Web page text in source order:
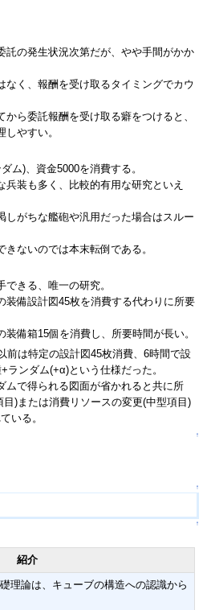
託の発生状況次第だが、やや手間がかか
なく、報酬を受け取るタイミングでカウ
ら委託報酬を受け取る癖をつけると、
やすい。
ム)、資金5000を消費する。
兵装も多く、比較的有用な研究といえ
しがちな艦砲や汎用だった場合はスルー
ないのでは本末転倒である。
きる、唯一の研究。
装備設計図45枚を消費する代わりに所要
備箱15個を消費し、所要時間が長い。
前は特定の設計図45枚消費、6時間で設
ランダム(+α)という仕様だった。
ムで得られる図面が省かれると共に所
)または消費リソースの変更(中型項目)
いる。
↑
↑
↑
紹介
理論は、キューブの構造への認識から